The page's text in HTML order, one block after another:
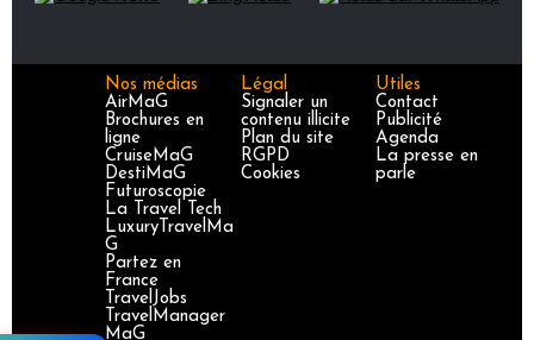
Nos médias
AirMaG
Brochures en
ligne
CruiseMaG
DestiMaG
Futuroscopie
La Travel Tech
LuxuryTravelMa
G
Partez en
France
TravelJobs
TravelManager
MaG
Légal
Signaler un
contenu illicite
Plan du site
RGPD
Cookies
Utiles
Contact
Publicité
Agenda
La presse en
parle